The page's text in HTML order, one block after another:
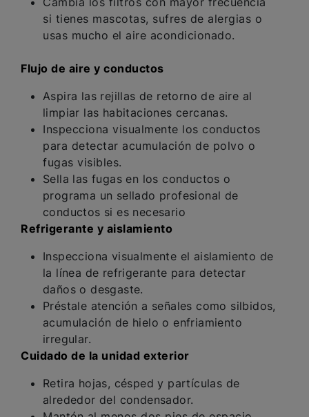
si tienes mascotas, sufres de alergias o
usas mucho el aire acondicionado.
Flujo de aire y conductos
Aspira las rejillas de retorno de aire al
limpiar las habitaciones cercanas.
Inspecciona visualmente los conductos
para detectar acumulación de polvo o
fugas visibles.
Sella las fugas en los conductos o
programa un sellado profesional de
conductos si es necesario
Refrigerante y aislamiento
Inspecciona visualmente el aislamiento de
la línea de refrigerante para detectar
daños o desgaste.
Préstale atención a señales como silbidos,
acumulación de hielo o enfriamiento
irregular.
Cuidado de la unidad exterior
Retira hojas, césped y partículas de
alrededor del condensador.